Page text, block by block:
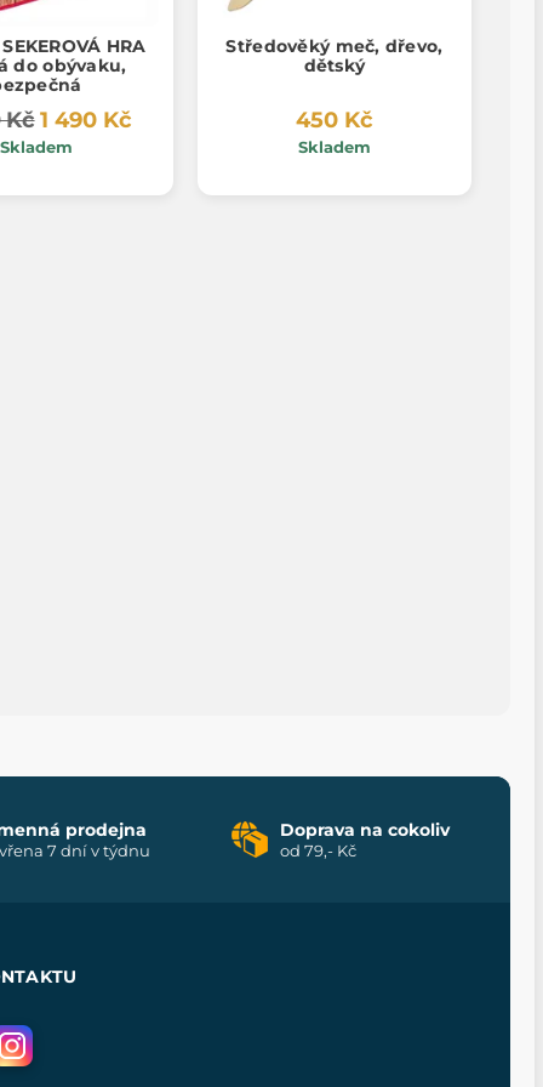
HRA
do obývaku,
Kč 1 490 Kč
Skladem
Středověký meč, dřevo,
dětský
450 Kč
Skladem
prodejna
7 dní v týdnu
Doprava na cokoliv
od 79,- Kč